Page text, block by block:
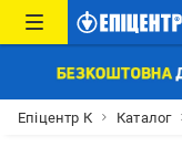
Епіцентр К Каталог